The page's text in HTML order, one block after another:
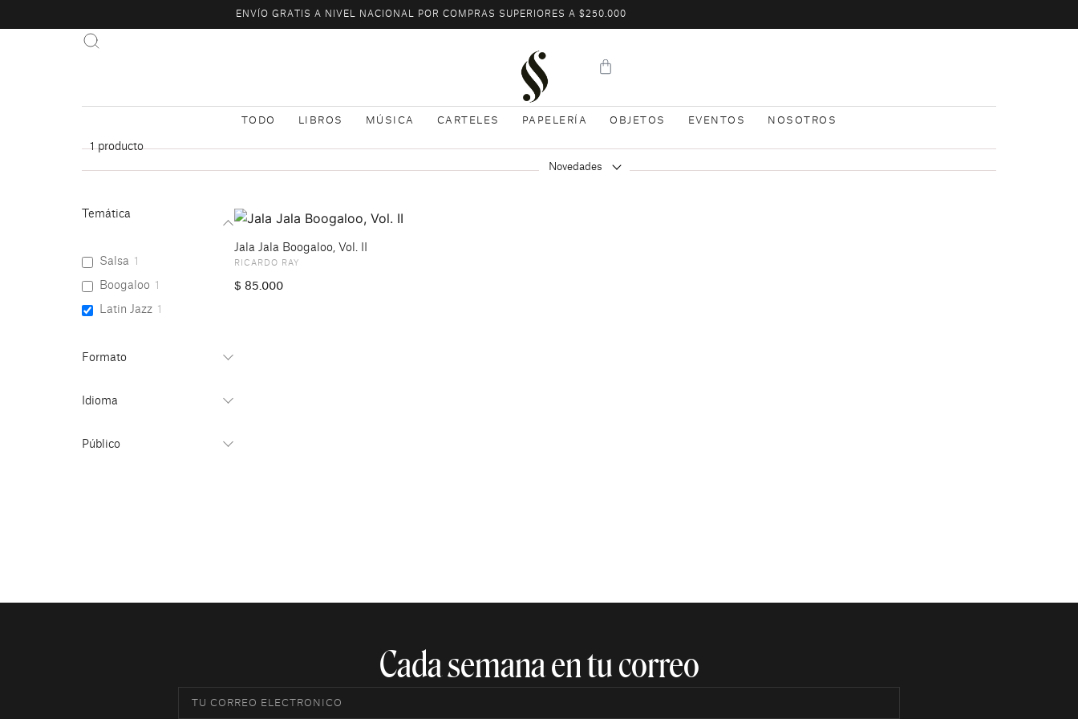
ENVÍO GRATIS A NIVEL NACIONAL POR COMPRAS SUPERIORES A $250.000
TODO LIBROS MÚSICA CARTELES PAPELERÍA OBJETOS EVENTOS NOSOTROS
1 producto
Novedades
Temática
Salsa 1
Boogaloo 1
Latin Jazz 1
Formato
Idioma
Público
Jala Jala Boogaloo, Vol. II
RICARDO RAY
$ 85.000
Cada semana en tu correo​